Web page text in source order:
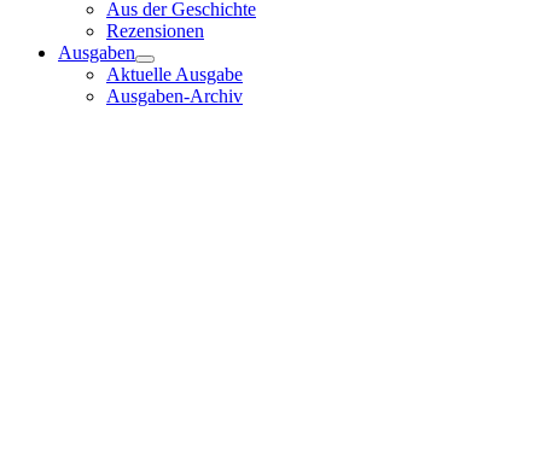
Aus der Geschichte
Rezensionen
Ausgaben
Aktuelle Ausgabe
Ausgaben-Archiv